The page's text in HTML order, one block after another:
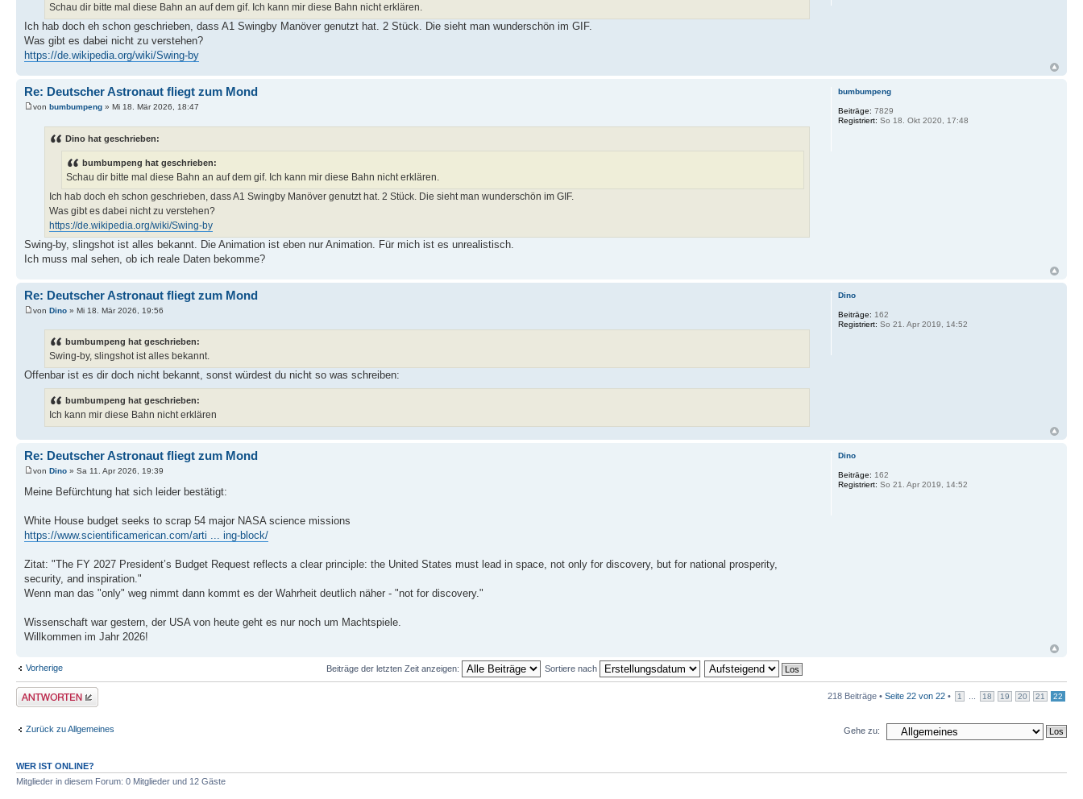
Schau dir bitte mal diese Bahn an auf dem gif. Ich kann mir diese Bahn nicht erklären.
Ich hab doch eh schon geschrieben, dass A1 Swingby Manöver genutzt hat. 2 Stück. Die sieht man wunderschön im GIF.
Was gibt es dabei nicht zu verstehen?
https://de.wikipedia.org/wiki/Swing-by
Re: Deutscher Astronaut fliegt zum Mond
von bumbumpeng » Mi 18. Mär 2026, 18:47
Dino hat geschrieben:
bumbumpeng hat geschrieben:
Schau dir bitte mal diese Bahn an auf dem gif. Ich kann mir diese Bahn nicht erklären.
Ich hab doch eh schon geschrieben, dass A1 Swingby Manöver genutzt hat. 2 Stück. Die sieht man wunderschön im GIF.
Was gibt es dabei nicht zu verstehen?
https://de.wikipedia.org/wiki/Swing-by
Swing-by, slingshot ist alles bekannt. Die Animation ist eben nur Animation. Für mich ist es unrealistisch.
Ich muss mal sehen, ob ich reale Daten bekomme?
bumbumpeng
Beiträge: 7829
Registriert: So 18. Okt 2020, 17:48
Re: Deutscher Astronaut fliegt zum Mond
von Dino » Mi 18. Mär 2026, 19:56
bumbumpeng hat geschrieben:
Swing-by, slingshot ist alles bekannt.
Offenbar ist es dir doch nicht bekannt, sonst würdest du nicht so was schreiben:
bumbumpeng hat geschrieben:
Ich kann mir diese Bahn nicht erklären
Dino
Beiträge: 162
Registriert: So 21. Apr 2019, 14:52
Re: Deutscher Astronaut fliegt zum Mond
von Dino » Sa 11. Apr 2026, 19:39
Meine Befürchtung hat sich leider bestätigt:
White House budget seeks to scrap 54 major NASA science missions
https://www.scientificamerican.com/arti ... ing-block/
Zitat: "The FY 2027 President’s Budget Request reflects a clear principle: the United States must lead in space, not only for discovery, but for national prosperity,
security, and inspiration."
Wenn man das "only" weg nimmt dann kommt es der Wahrheit deutlich näher - "not for discovery."
Wissenschaft war gestern, der USA von heute geht es nur noch um Machtspiele.
Willkommen im Jahr 2026!
Dino
Beiträge: 162
Registriert: So 21. Apr 2019, 14:52
Vorherige Beiträge der letzten Zeit anzeigen: Sortiere nach
Antwort erstellen 218 Beiträge • Seite 22 von 22 • 1 18 19 20 21 22
Zurück zu Allgemeines Gehe zu:
WER IST ONLINE?
Mitglieder in diesem Forum: 0 Mitglieder und 12 Gäste